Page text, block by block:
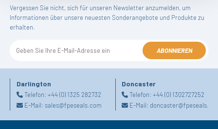
Vergessen Sie nicht, sich für unseren Newsletter anzumelden, um
Informationen über unsere neuesten Sonderangebote und Produkte zu
erhalten.
ABONNIEREN
Darlington
Telefon: +44 (0) 1325 282732
E-Mail: sales@fpeseals.com
Doncaster
Telefon:+44 (0) 1302727252
E-Mail: